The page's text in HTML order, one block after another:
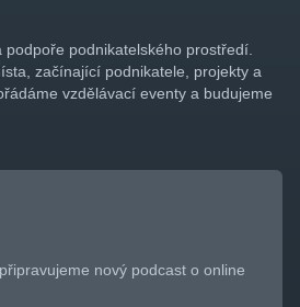
podnikatelského prostředí.
začínající podnikatele, projekty a
vzdělávací eventy a budujeme
nový podcast o online